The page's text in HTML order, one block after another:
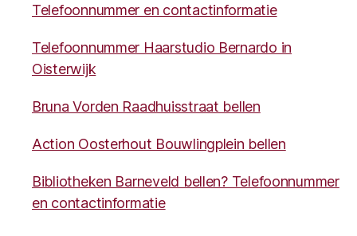
Telefoonnummer en contactinformatie
Telefoonnummer Haarstudio Bernardo in
Oisterwijk
Bruna Vorden Raadhuisstraat bellen
Action Oosterhout Bouwlingplein bellen
Bibliotheken Barneveld bellen? Telefoonnummer
en contactinformatie